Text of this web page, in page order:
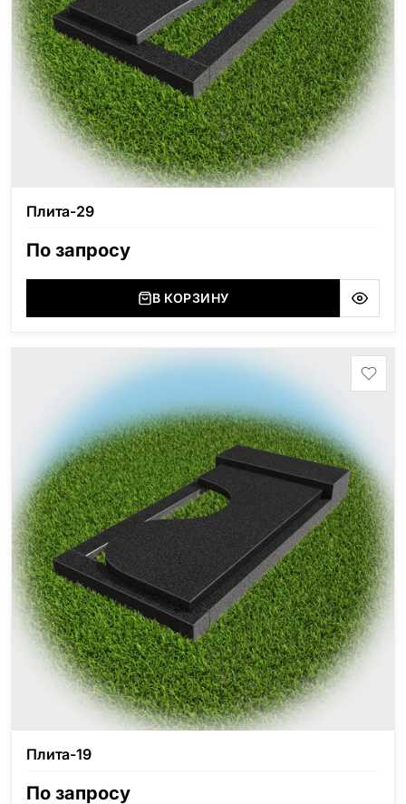
Плита-29
По запросу
В КОРЗИНУ
Плита-19
По запросу